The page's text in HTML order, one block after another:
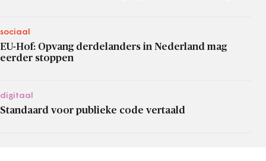
sociaal
EU-Hof: Opvang derdelanders in Nederland mag
eerder stoppen
digitaal
Standaard voor publieke code vertaald